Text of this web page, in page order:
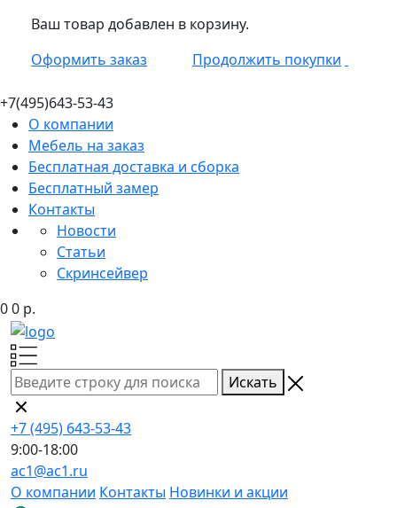
Ваш товар добавлен в корзину.
Оформить заказ
Продолжить покупки
+7(495)643-53-43
О компании
Мебель на заказ
Бесплатная доставка и сборка
Бесплатный замер
Контакты
Новости
Статьи
Скринсейвер
00 р.
Искать
+7 (495) 643-53-43
9:00-18:00
ac1@ac1.ru
О компании Контакты Новинки и акции